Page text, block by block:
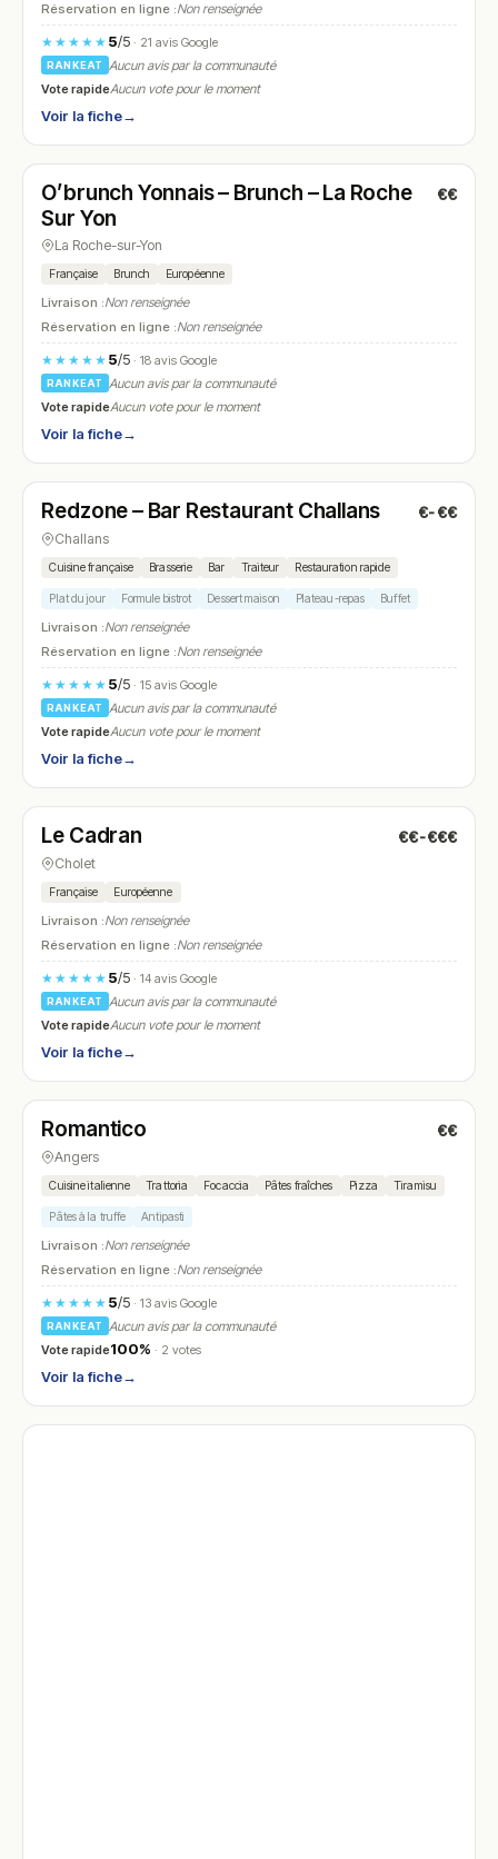
Réservation en ligne :Non renseignée
★★★★★ 5/5· 21 avis Google
RANKEAT
Aucun avis par la communauté
Vote rapideAucun vote pour le moment
Voir la fiche→
N° 25
O’brunch Yonnais – Brunch – La Roche
Sur Yon
€€
La Roche-sur-Yon
Française Brunch Européenne
Livraison :Non renseignée
Réservation en ligne :Non renseignée
★★★★★ 5/5· 18 avis Google
RANKEAT
Aucun avis par la communauté
Vote rapideAucun vote pour le moment
Voir la fiche→
N° 26
Redzone – Bar Restaurant Challans €-€€
Challans
Cuisine française Brasserie Bar Traiteur Restauration rapide
Plat du jour Formule bistrot Dessert maison Plateau-repas Buffet
Livraison :Non renseignée
Réservation en ligne :Non renseignée
★★★★★ 5/5· 15 avis Google
RANKEAT
Aucun avis par la communauté
Vote rapideAucun vote pour le moment
Voir la fiche→
N° 27
Le Cadran €€-€€€
Cholet
Française Européenne
Livraison :Non renseignée
Réservation en ligne :Non renseignée
★★★★★ 5/5· 14 avis Google
RANKEAT
Aucun avis par la communauté
Vote rapideAucun vote pour le moment
Voir la fiche→
N° 28
Romantico €€
Angers
Cuisine italienne Trattoria Focaccia Pâtes fraîches Pizza Tiramisu
Pâtes à la truffe Antipasti
Livraison :Non renseignée
Réservation en ligne :Non renseignée
★★★★★ 5/5· 13 avis Google
RANKEAT
Aucun avis par la communauté
Vote rapide100% · 2 votes
Voir la fiche→